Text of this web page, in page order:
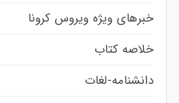
خبرهای ویژه ویروس کرونا
خلاصه کتاب
دانشنامه-لغات